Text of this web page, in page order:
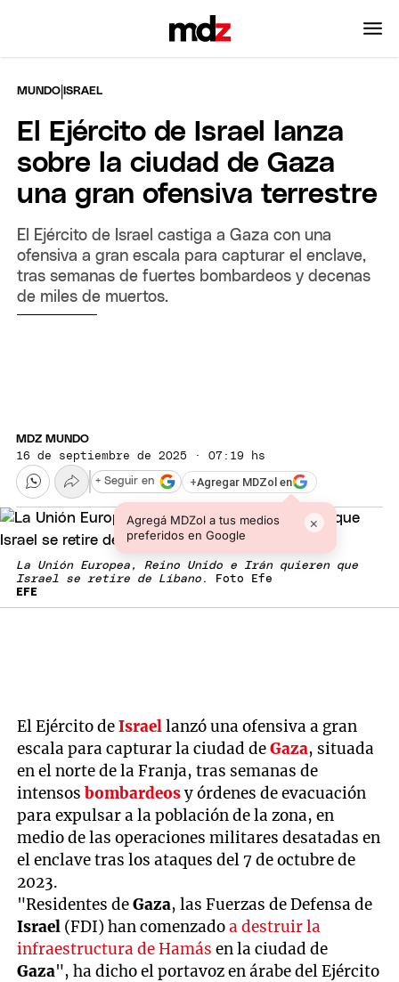
MUNDO | ISRAEL
El Ejército de Israel lanza
sobre la ciudad de Gaza
una gran ofensiva terrestre
El Ejército de Israel castiga a Gaza con una
ofensiva a gran escala para capturar el enclave,
tras semanas de fuertes bombardeos y decenas
de miles de muertos.
MDZ MUNDO
16 de septiembre de 2025 · 07:19 hs
+Agregar MDZol en
Agregá MDZol a tus medios
preferidos en Google
×
+ Seguir en
La Unión Europea, Reino Unido e Irán quieren que
Israel se retire de Líbano . Foto Efe
EFE
El Ejército deIsraellanzó una ofensiva a gran
escala para capturar la ciudad deGaza, situada
en el norte de la Franja, tras semanas de
intensosbombardeosy órdenes de evacuación
para expulsar a la población de la zona, en
medio de las operaciones militares desatadas en
el enclave tras los ataques del 7 de octubre de
2023.
"Residentes deGaza, las Fuerzas de Defensa de
Israel (FDI) han comenzadoa destruir la
infraestructura de Hamás en la ciudad de
Gaza", ha dicho el portavoz en árabe del Ejército